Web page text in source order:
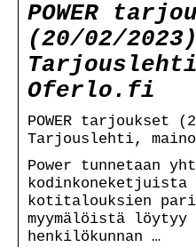
POWER
(20/02/
Oferlo.fi
POWER tarjoukset
Tarjouslehti,
Power tunnetaan
kodinkoneketjuista
kotitalouksien
myymälöistä löytyy
henkilökunnan …